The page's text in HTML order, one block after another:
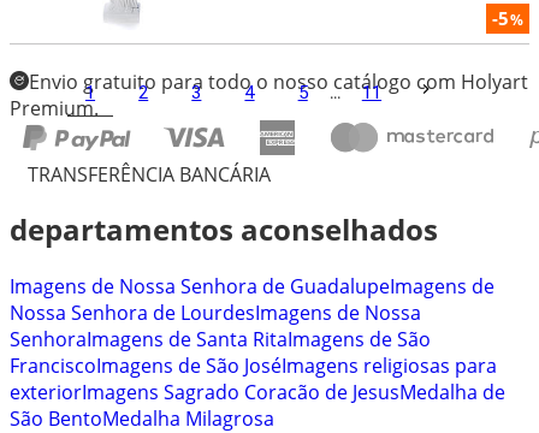
-5%
1 2 3 4 5 ... 11
Envio gratuito para todo o nosso catálogo com Holyart
Premium.
TRANSFERÊNCIA BANCÁRIA
departamentos aconselhados
Imagens de Nossa Senhora de GuadalupeImagens de
Nossa Senhora de LourdesImagens de Nossa
SenhoraImagens de Santa RitaImagens de São
FranciscoImagens de São JoséImagens religiosas para
exteriorImagens Sagrado Coracão de JesusMedalha de
São BentoMedalha Milagrosa